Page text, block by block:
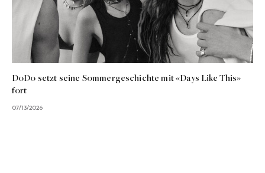
DoDo setzt seine Sommergeschichte mit «Days Like This»
fort
07/13/2026